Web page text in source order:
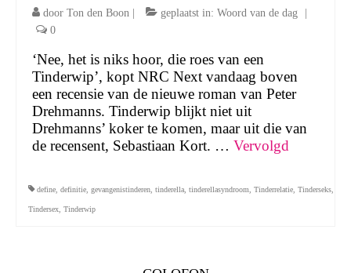
door Ton den Boon geplaatst in: Woord van de dag
0
‘Nee, het is niks hoor, die roes van een
Tinderwip’, kopt NRC Next vandaag boven
een recensie van de nieuwe roman van Peter
Drehmanns. Tinderwip blijkt niet uit
Drehmanns’ koker te komen, maar uit die van
de recensent, Sebastiaan Kort. … Vervolgd
define definitie gevangenistinderen tinderella tinderellasyndroom Tinderrelatie Tinderseks
Tindersex Tinderwip